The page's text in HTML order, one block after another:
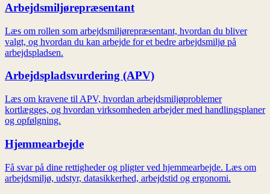
Arbejdsmiljørepræsentant
Læs om rollen som arbejdsmiljørepræsentant, hvordan du bliver
valgt, og hvordan du kan arbejde for et bedre arbejdsmiljø på
arbejdspladsen.
Arbejdspladsvurdering (APV)
Læs om kravene til APV, hvordan arbejdsmiljøproblemer
kortlægges, og hvordan virksomheden arbejder med handlingsplaner
og opfølgning.
Hjemmearbejde
Få svar på dine rettigheder og pligter ved hjemmearbejde. Læs om
arbejdsmiljø, udstyr, datasikkerhed, arbejdstid og ergonomi.